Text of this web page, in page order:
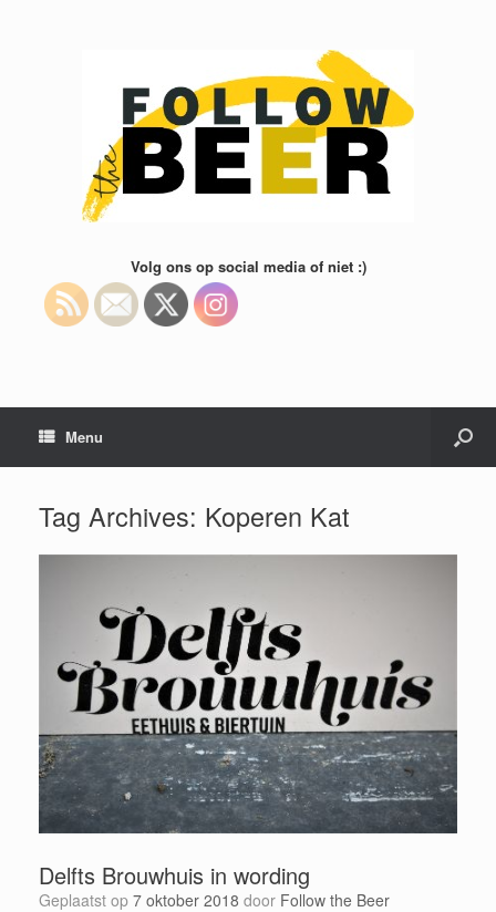
Volg ons op social media of niet :)
Menu
Tag Archives: Koperen Kat
Delfts Brouwhuis in wording
Geplaatst op 7 oktober 2018 door Follow the Beer